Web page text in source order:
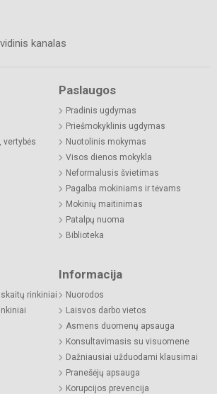
kanalas
vertybės
Paslaugos
Pradinis ugdymas
Priešmokyklinis ugdymas
Nuotolinis mokymas
Visos dienos mokykla
Neformalusis švietimas
Pagalba mokiniams ir tėvams
Mokinių maitinimas
Patalpų nuoma
Biblioteka
rinkiniai
Informacija
Nuorodos
Laisvos darbo vietos
Asmens duomenų apsauga
Konsultavimasis su visuomene
Dažniausiai užduodami klausimai
Pranešėjų apsauga
Korupcijos prevencija